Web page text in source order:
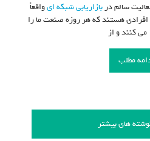
سالم در بازاریابی شبکه ایواقعاً
هستند که هر روزه صنعت ما را
کنند و از
مطلب
های بیشتر